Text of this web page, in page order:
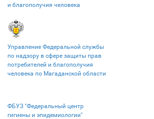
и благополучия человека
Управление Федеральной службы
по надзору в сфере защиты прав
потребителей и благополучия
человека по Магаданской области
ФБУЗ "Федеральный центр
гигиены и эпидемиологии"